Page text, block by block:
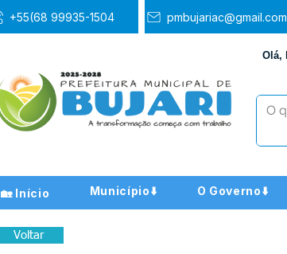
+55(68 99935-1504 pmbujariac@gmail.com
Olá,
🏡 Início Município⬇️ O Governo⬇️
Voltar